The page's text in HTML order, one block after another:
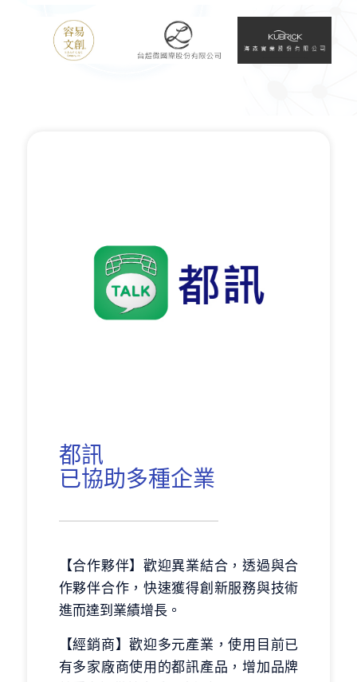
都訊
已協助多種企業
【合作夥伴】歡迎異業結合，透過與合
作夥伴合作，快速獲得創新服務與技術
進而達到業績增長。
【經銷商】歡迎多元產業，使用目前已
有多家廠商使用的都訊產品，增加品牌